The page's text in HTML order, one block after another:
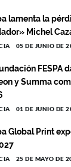
lamenta la
Michel
05 DE JUNIO DE
FESPA
y Summa
01 DE JUNIO DE
Global Print
25 DE MAYO DE